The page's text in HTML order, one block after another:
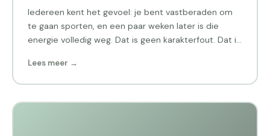
Iedereen kent het gevoel: je bent vastberaden om
te gaan sporten, en een paar weken later is die
energie volledig weg. Dat is geen karakterfout. Dat is
Lees meer →